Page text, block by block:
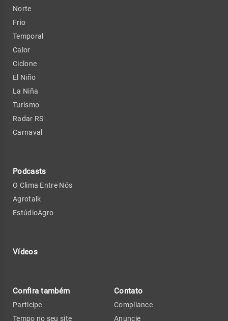
Norte
Frio
Temporal
Calor
Ciclone
El Niño
La Niña
Turismo
Radar RS
Carnaval
Podcasts
O Clima Entre Nós
Agrotalk
EstúdioAgro
Vídeos
Confira também
Participe
Tempo no seu site
Contato
Compliance
Anuncie